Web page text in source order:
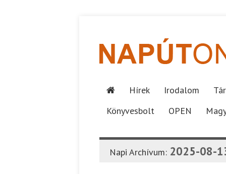
Hírek Irodalom
Könyvesbolt
OPEN
Napi Archívum: 2025-08-